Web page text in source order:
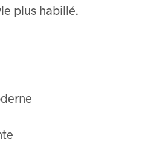
plus habillé.